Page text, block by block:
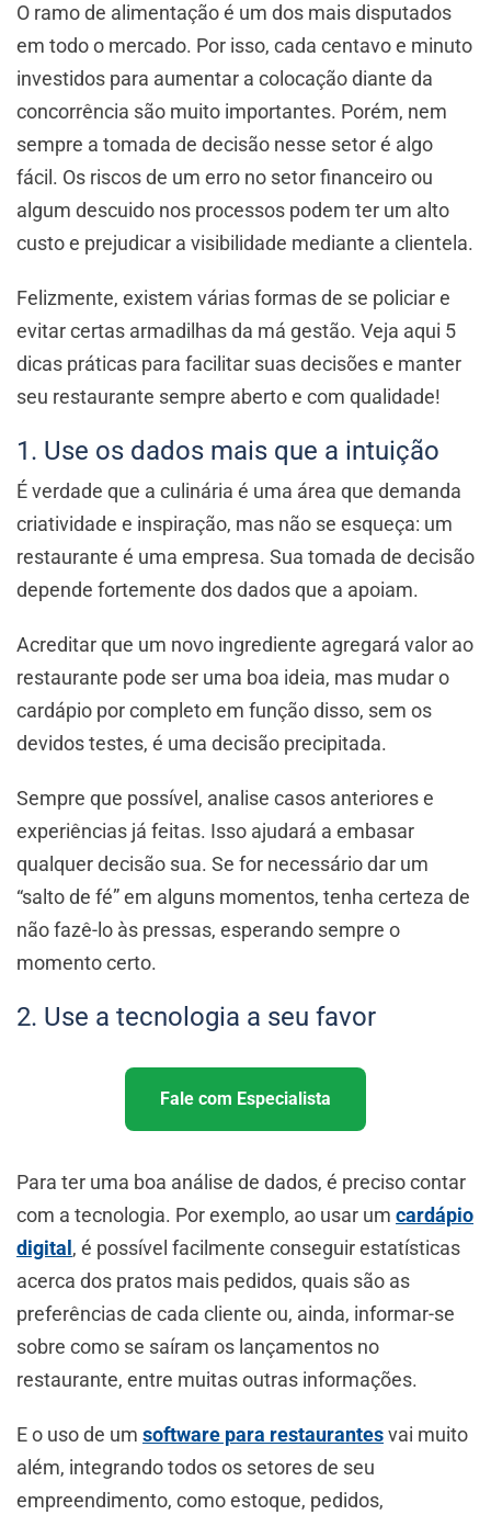
O ramo de alimentação é um dos mais disputados
em todo o mercado. Por isso, cada centavo e minuto
investidos para aumentar a colocação diante da
concorrência são muito importantes. Porém, nem
sempre a tomada de decisão nesse setor é algo
fácil. Os riscos de um erro no setor financeiro ou
algum descuido nos processos podem ter um alto
custo e prejudicar a visibilidade mediante a clientela.
Felizmente, existem várias formas de se policiar e
evitar certas armadilhas da má gestão. Veja aqui 5
dicas práticas para facilitar suas decisões e manter
seu restaurante sempre aberto e com qualidade!
1. Use os dados mais que a intuição
É verdade que a culinária é uma área que demanda
criatividade e inspiração, mas não se esqueça: um
restaurante é uma empresa. Sua tomada de decisão
depende fortemente dos dados que a apoiam.
Acreditar que um novo ingrediente agregará valor ao
restaurante pode ser uma boa ideia, mas mudar o
cardápio por completo em função disso, sem os
devidos testes, é uma decisão precipitada.
Sempre que possível, analise casos anteriores e
experiências já feitas. Isso ajudará a embasar
qualquer decisão sua. Se for necessário dar um
“salto de fé” em alguns momentos, tenha certeza de
não fazê-lo às pressas, esperando sempre o
momento certo.
2. Use a tecnologia a seu favor
Fale com Especialista
Para ter uma boa análise de dados, é preciso contar
com a tecnologia. Por exemplo, ao usar um cardápio
digital , é possível facilmente conseguir estatísticas
acerca dos pratos mais pedidos, quais são as
preferências de cada cliente ou, ainda, informar-se
sobre como se saíram os lançamentos no
restaurante, entre muitas outras informações.
E o uso de um software para restaurantesvai muito
além, integrando todos os setores de seu
empreendimento, como estoque, pedidos,